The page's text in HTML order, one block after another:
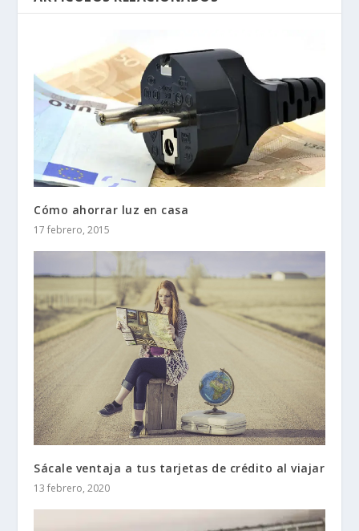
Cómo ahorrar luz en casa
17 febrero, 2015
Sácale ventaja a tus tarjetas de crédito al viajar
13 febrero, 2020